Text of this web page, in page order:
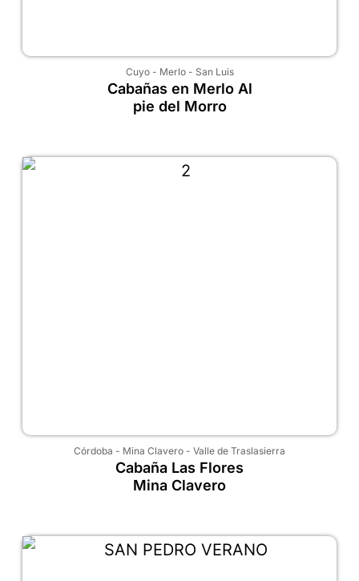
Cuyo- Merlo- San Luis
Cabañas en Merlo Al
pie del Morro
Córdoba - Mina Clavero - Valle de Traslasierra
Cabaña Las Flores
Mina Clavero